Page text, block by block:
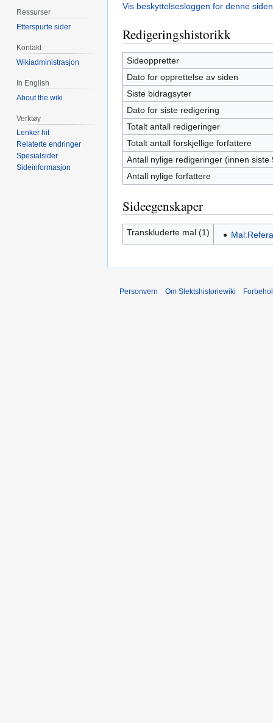
Vis beskyttelsesloggen for denne
Redigeringshistorikk
Sideoppretter
Dato for opprettelse av siden
Siste bidragsyter
Dato for siste redigering
Totalt antall redigeringer
Totalt antall forskjellige forfattere
Antall nylige redigeringer (innen siste
Antall nylige forfattere
Sideegenskaper
Transkluderte mal (1)
Ressurser
Etterspurte sider
Kontakt
Wikiadministrasjon
In English
About the wiki
Verktøy
Lenker hit
Relaterte endringer
Spesialsider
Sideinformasjon
Personvern Om Slektshistoriewiki